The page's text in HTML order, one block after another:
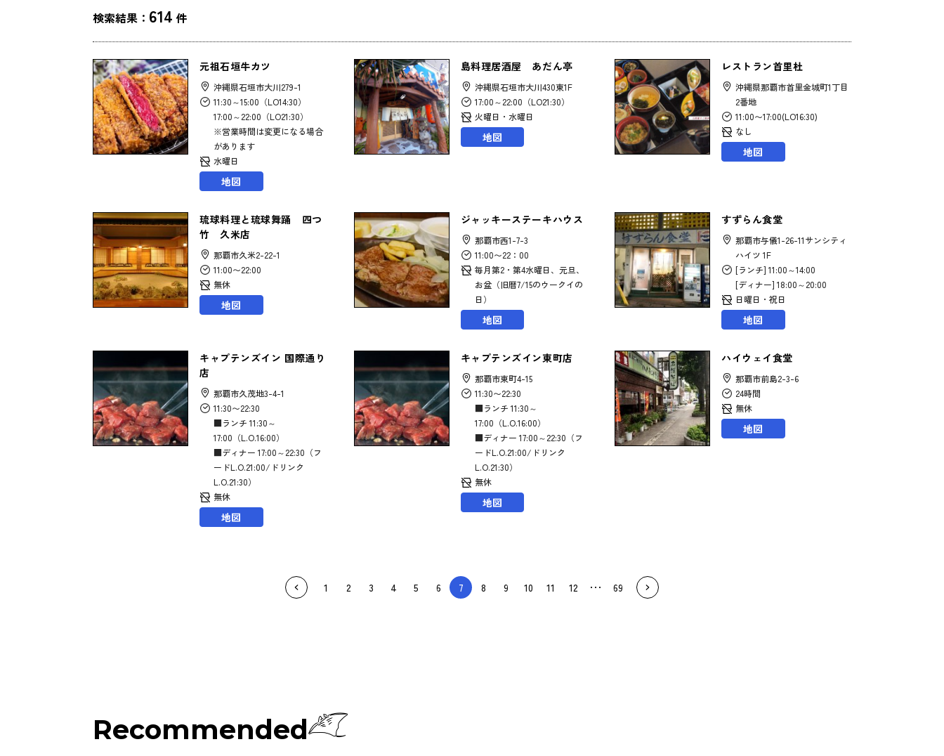
検索結果： 614 件
元祖石垣牛カツ
沖縄県石垣市大川279-1
11:30～15:00（LO14:30）
17:00～22:00（LO21:30）
※営業時間は変更になる場合
があります
水曜日
地図
島料理居酒屋 あだん亭
沖縄県石垣市大川430東1F
17:00～22:00（LO21:30）
火曜日・水曜日
地図
レストラン首里杜
沖縄県那覇市首里金城町1丁目
2番地
11:00〜17:00(LO16:30)
なし
地図
琉球料理と琉球舞踊 四つ
竹 久米店
那覇市久米2-22-1
11:00〜22:00
無休
地図
ジャッキーステーキハウス
那覇市西1-7-3
11:00〜22：00
毎月第2・第4水曜日、元旦、
お盆（旧暦7/15のウークイの
日）
地図
すずらん食堂
那覇市与儀1-26-11サンシティ
ハイツ 1F
[ランチ] 11:00～14:00
[ディナー] 18:00～20:00
日曜日・祝日
地図
キャプテンズイン 国際通り
店
那覇市久茂地3-4-1
11:30〜22:30
■ランチ 11:30～
17:00（L.O.16:00）
■ディナー 17:00～22:30（フ
ードL.O.21:00/ドリンク
L.O.21:30）
無休
地図
キャプテンズイン東町店
那覇市東町4-15
11:30〜22:30
■ランチ 11:30～
17:00（L.O.16:00）
■ディナー 17:00～22:30（フ
ードL.O.21:00/ドリンク
L.O.21:30）
無休
地図
ハイウェイ食堂
那覇市前島2-3-6
24時間
無休
地図
1 2 3 4 5 6 7 8 9 10 11 12 69
Recommended